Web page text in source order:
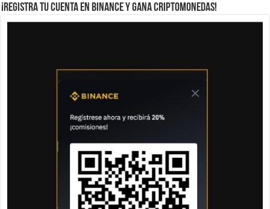
¡Registra tu cuenta en Binance y gana criptomonedas!